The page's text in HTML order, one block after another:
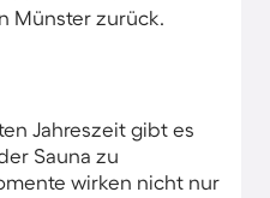
Münster zurück.
Jahreszeit gibt es
Sauna zu
wirken nicht nur